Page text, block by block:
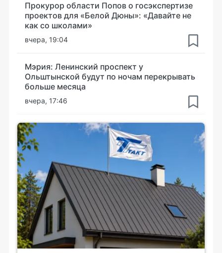
Прокурор области Попов о госэкспертизе
проектов для «Белой Дюны»: «Давайте не
как со школами»
вчера, 19:04
Мэрия: Ленинский проспект у
Ольштынской будут по ночам перекрывать
больше месяца
вчера, 17:46